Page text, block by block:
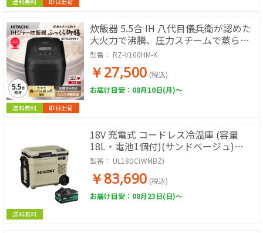
送料無料 即日出荷
炊飯器 5.5合 IH 八代目儀兵衛が認めた
大火力で沸騰、圧力スチームで蒸らす
「圧騰甘み炊き」 (フロストブラック)
型番： RZ-V100HM-K
￥27,500 (税込)
お届け目安：08月10日(月)～
送料無料
18V 充電式 コードレス冷温庫 (容量
18L・電池1個付)(サンドベージュ)
[KH10]
型番： UL18DC(WMBZ)
￥83,690 (税込)
お届け目安：08月23日(日)～